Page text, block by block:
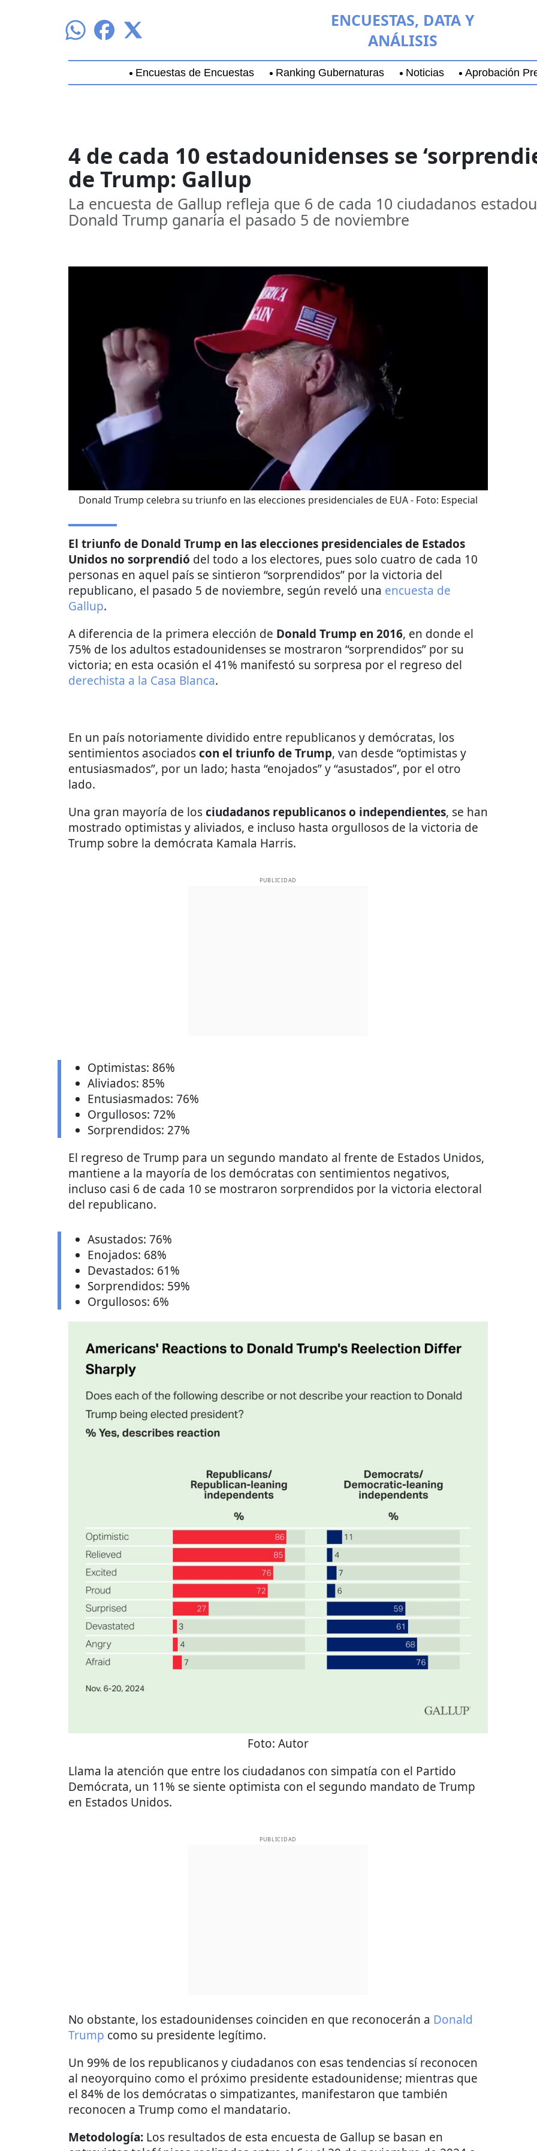
ENCUESTAS, DATA Y
ANÁLISIS
Encuestas de Encuestas Ranking Gubernaturas Noticias Aprobación
4 de cada 10 estadounidenses se
de Trump: Gallup
La encuesta de Gallup refleja que 6 de cada 10 ciudadanos
Donald Trump ganaría el pasado 5 de noviembre
Donald Trump celebra su triunfo en las elecciones presidenciales de EUA- Foto: Especial
El triunfo de Donald Trump en las elecciones presidenciales de Estados
Unidos no sorprendió del todo a los electores, pues solo cuatro de cada 10
personas en aquel país se sintieron “sorprendidos” por la victoria del
republicano, el pasado 5 de noviembre, según reveló una encuesta de
Gallup.
A diferencia de la primera elección de Donald Trump en 2016, en donde el
75% de los adultos estadounidenses se mostraron “sorprendidos” por su
victoria; en esta ocasión el 41% manifestó su sorpresa por el regreso del
derechista a la Casa Blanca.
En un país notoriamente dividido entre republicanos y demócratas, los
sentimientos asociadoscon el triunfo de Trump, van desde “optimistas y
entusiasmados”, por un lado; hasta “enojados” y “asustados”, por el otro
lado.
Una gran mayoría de losciudadanos republicanos o independientes, se han
mostrado optimistas y aliviados, e incluso hasta orgullosos de la victoria de
Trump sobre la demócrata Kamala Harris.
PUBLICIDAD
Optimistas: 86%
Aliviados: 85%
Entusiasmados: 76%
Orgullosos: 72%
Sorprendidos: 27%
El regreso de Trump para un segundo mandato al frente de Estados Unidos,
mantiene a la mayoría de los demócratas con sentimientos negativos,
incluso casi 6 de cada 10 se mostraron sorprendidos por la victoria electoral
del republicano.
Asustados: 76%
Enojados: 68%
Devastados: 61%
Sorprendidos: 59%
Orgullosos: 6%
Foto: Autor
Llama la atención que entre los ciudadanos con simpatía con el Partido
Demócrata, un 11% se siente optimista con el segundo mandato de Trump
en Estados Unidos.
PUBLICIDAD
No obstante, los estadounidenses coinciden en que reconocerán a Donald
Trump como su presidente legítimo.
Un 99% de los republicanos y ciudadanos con esas tendencias sí reconocen
al neoyorquino como el próximo presidente estadounidense; mientras que
el 84% de los demócratas o simpatizantes, manifestaron que también
reconocen a Trump como el mandatario.
Metodología: Los resultados de esta encuesta de Gallup se basan en